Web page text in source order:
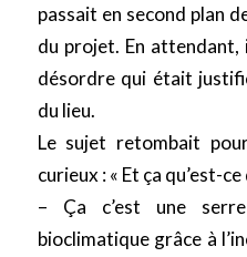
passait en second plan
du projet. En
désordre qui était
du lieu.
Le sujet retombait
curieux : « Et ça qu’est-ce
– Ça c’est une
bioclimatique grâce à